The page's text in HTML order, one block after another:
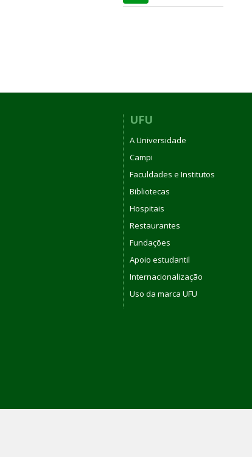
UFU
A Universidade
Campi
Faculdades e Institutos
Bibliotecas
Hospitais
Restaurantes
Fundações
Apoio estudantil
Internacionalização
Uso da marca UFU